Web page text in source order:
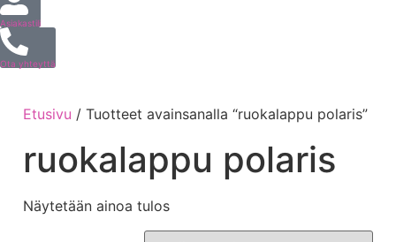
Asiakastili
Ota yhteyttä
Etusivu / Tuotteet avainsanalla “ruokalappu polaris”
ruokalappu polaris
Näytetään ainoa tulos